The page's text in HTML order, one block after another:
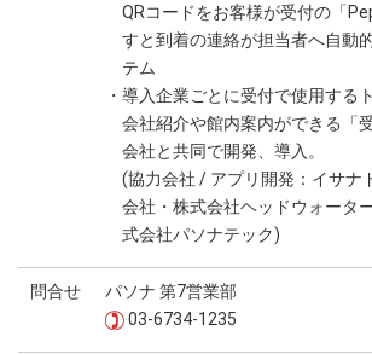
QRコードをお客様が受付の「
すと到着の連絡が担当者へ自動
テム
・導入企業ごとに受付で使用する
会社紹介や館内案内ができる「
会社と共同で開発、導入。
(協力会社 / アプリ開発：イサナ
会社・株式会社ヘッドウォータ
式会社パソナテック)
問合せ
パソナ 第7営業部
03-6734-1235